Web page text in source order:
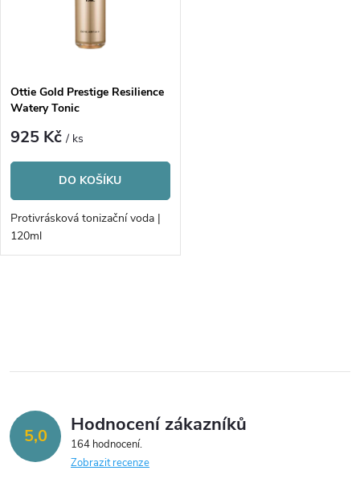
p
r
o
d
u
ů
s
p
r
o
d
t
ů
Ottie Gold Prestige Resilience
Watery Tonic
925 Kč/ ks
DO KOŠÍKU
Protivrásková tonizační voda |
120ml
l
d
a
5,0 Hodnocení zákazníků
164 hodnocení
Zobrazit recenze